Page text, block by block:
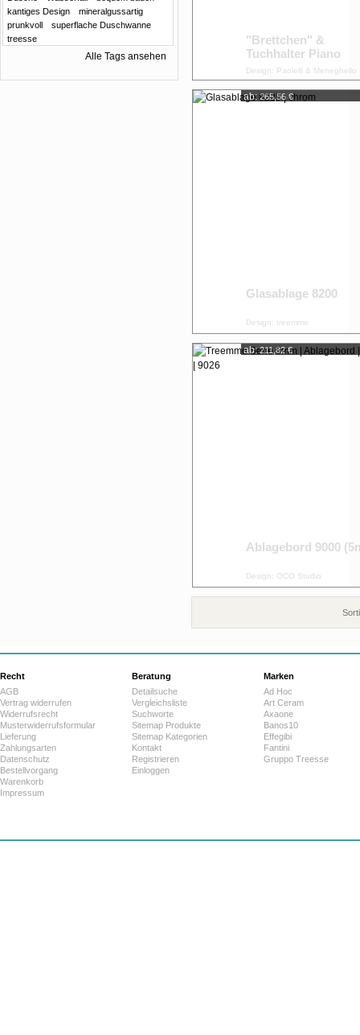
"Brettchen" &
Tuchhalter Piano
Design: Paolelli & Meneghello
ab: 265,56 €
Glasablage 8200
Design: treemme
ab: 211,82 €
Ablagebord 9000
Design: OCO Studio
kantiges Design
mineralgussartig
prunkvoll
superflache Duschwanne
treesse
Alle Tags ansehen
Recht
AGB
Vertrag widerrufen
Widerrufsrecht
Musterwiderrufsformular
Lieferung
Zahlungsarten
Datenschutz
Bestellvorgang
Warenkorb
Impressum
Beratung
Detailsuche
Vergleichsliste
Suchworte
Sitemap Produkte
Sitemap Kategorien
Kontakt
Registrieren
Einloggen
Marken
Ad Hoc
Art Ceram
Axaone
Banos10
Effegibi
Fantini
Gruppo Treesse